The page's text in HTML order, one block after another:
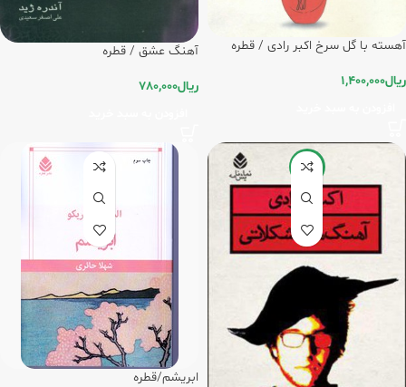
آهسته با گل سرخ اکبر رادی / قطره
ریال1,400,000
آهنگ‏ عشق / قطره
ریال780,000
-15%
ابریشم/قطره